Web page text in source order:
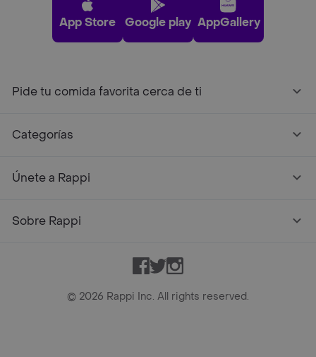
App Store Google play AppGallery
Pide tu comida favorita cerca de ti
Categorías
Únete a Rappi
Sobre Rappi
Facebook
TwitterInstagram
© 2026 Rappi Inc. All rights reserved.